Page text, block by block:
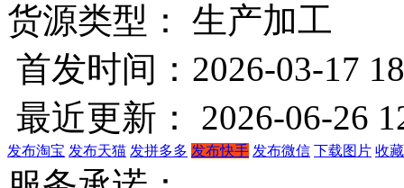
货源类型： 生产加工
首发时间：2026-03-17
最近更新： 2026-06-26
发布淘宝 发布天猫 发拼多多 发布快手 发布微信 下载图片 收